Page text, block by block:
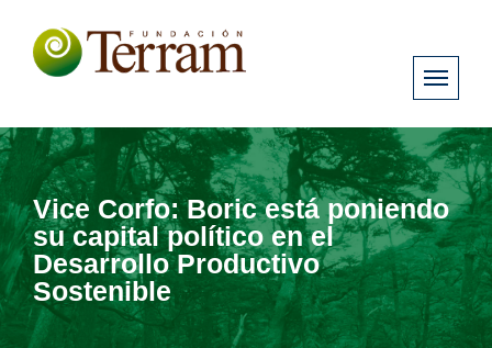
Vice Corfo: Boric está poniendo
su capital político en el
Desarrollo Productivo
Sostenible